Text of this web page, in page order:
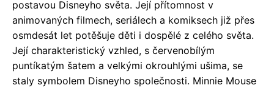
postavou Disneyho světa. Její přítomnost v
animovaných filmech, seriálech a komiksech již přes
osmdesát let potěšuje děti i dospělé z celého světa.
Její charakteristický vzhled, s červenobílým
puntíkatým šatem a velkými okrouhlými ušima, se
staly symbolem Disneyho společnosti. Minnie Mouse